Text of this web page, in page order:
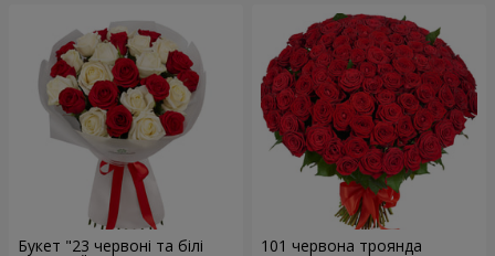
Букет "23 червоні та білі 101 червона троянда